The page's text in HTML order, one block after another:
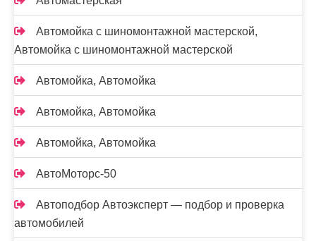
Автомойка с шиномонтажной мастерской,
Автомойка с шиномонтажной мастерской
Автомойка, Автомойка
Автомойка, Автомойка
Автомойка, Автомойка
АвтоМоторс-50
Автоподбор Автоэксперт — подбор и проверка
автомобилей